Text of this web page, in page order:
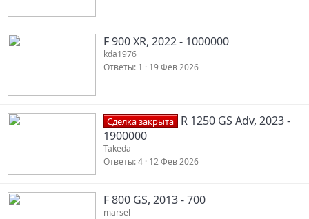
F 900 XR, 2022 - 1000000
kda1976
Ответы 1 19 Фев 2026
Сделка закрыта R 1250 GS Adv, 2023 -
1900000
Takeda
Ответы 4 12 Фев 2026
F 800 GS, 2013 - 700
marsel